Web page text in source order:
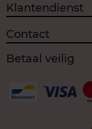
Klantendienst
Contact
Betaal veilig